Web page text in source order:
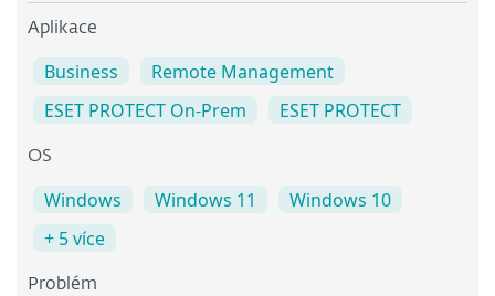
Aplikace
Business
Remote Management
ESET PROTECT On-Prem
ESET PROTECT
OS
Windows Windows 11
Windows 10
+ 5 více
Problém